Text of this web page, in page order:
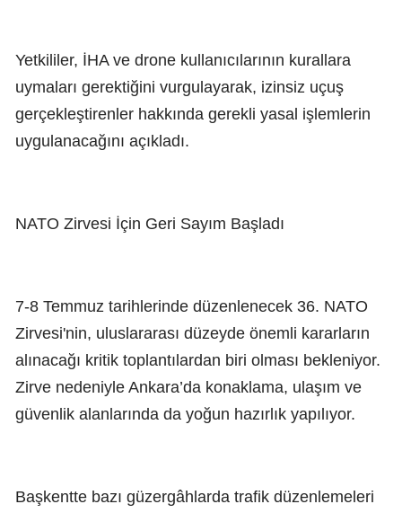
Yetkililer, İHA ve drone kullanıcılarının kurallara
uymaları gerektiğini vurgulayarak, izinsiz uçuş
gerçekleştirenler hakkında gerekli yasal işlemlerin
uygulanacağını açıkladı.
NATO Zirvesi İçin Geri Sayım Başladı
7-8 Temmuz tarihlerinde düzenlenecek 36. NATO
Zirvesi'nin, uluslararası düzeyde önemli kararların
alınacağı kritik toplantılardan biri olması bekleniyor.
Zirve nedeniyle Ankara’da konaklama, ulaşım ve
güvenlik alanlarında da yoğun hazırlık yapılıyor.
Başkentte bazı güzergâhlarda trafik düzenlemeleri